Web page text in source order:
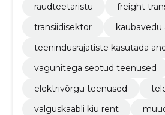
raudteetaristu
freight
transiidisektor
kaubavedu
teenindusrajatiste kasutada
vagunitega seotud teenused
elektrivõrgu teenused
valguskaabli kiu rent